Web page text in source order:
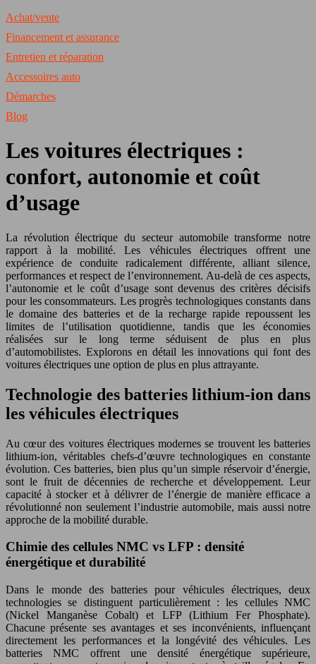
Achat/vente
Financement et assurance
Entretien et réparation
Accessoires auto
Démarches
Blog
Les voitures électriques :
confort, autonomie et coût
d’usage
La révolution électrique du secteur automobile transforme notre
rapport à la mobilité. Les véhicules électriques offrent une
expérience de conduite radicalement différente, alliant silence,
performances et respect de l’environnement. Au-delà de ces aspects,
l’autonomie et le coût d’usage sont devenus des critères décisifs
pour les consommateurs. Les progrès technologiques constants dans
le domaine des batteries et de la recharge rapide repoussent les
limites de l’utilisation quotidienne, tandis que les économies
réalisées sur le long terme séduisent de plus en plus
d’automobilistes. Explorons en détail les innovations qui font des
voitures électriques une option de plus en plus attrayante.
Technologie des batteries lithium-ion dans
les véhicules électriques
Au cœur des voitures électriques modernes se trouvent les batteries
lithium-ion, véritables chefs-d’œuvre technologiques en constante
évolution. Ces batteries, bien plus qu’un simple réservoir d’énergie,
sont le fruit de décennies de recherche et développement. Leur
capacité à stocker et à délivrer de l’énergie de manière efficace a
révolutionné non seulement l’industrie automobile, mais aussi notre
approche de la mobilité durable.
Chimie des cellules NMC vs LFP : densité
énergétique et durabilité
Dans le monde des batteries pour véhicules électriques, deux
technologies se distinguent particulièrement : les cellules NMC
(Nickel Manganèse Cobalt) et LFP (Lithium Fer Phosphate).
Chacune présente ses avantages et ses inconvénients, influençant
directement les performances et la longévité des véhicules. Les
batteries NMC offrent une densité énergétique supérieure,